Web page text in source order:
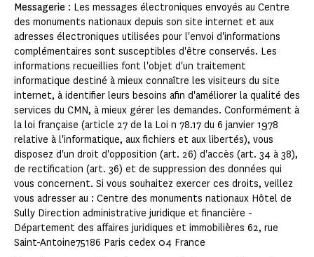
Messagerie : Les messages électroniques envoyés au Centre
des monuments nationaux depuis son site internet et aux
adresses électroniques utilisées pour l'envoi d'informations
complémentaires sont susceptibles d'être conservés. Les
informations recueillies font l'objet d'un traitement
informatique destiné à mieux connaître les visiteurs du site
internet, à identifier leurs besoins afin d'améliorer la qualité des
services du CMN, à mieux gérer les demandes. Conformément à
la loi française (article 27 de la Loi n 78.17 du 6 janvier 1978
relative à l'informatique, aux fichiers et aux libertés), vous
disposez d'un droit d'opposition (art. 26) d'accès (art. 34 à 38),
de rectification (art. 36) et de suppression des données qui
vous concernent. Si vous souhaitez exercer ces droits, veillez
vous adresser au : Centre des monuments nationaux Hôtel de
Sully Direction administrative juridique et financière -
Département des affaires juridiques et immobilières 62, rue
Saint-Antoine75186 Paris cedex 04 France